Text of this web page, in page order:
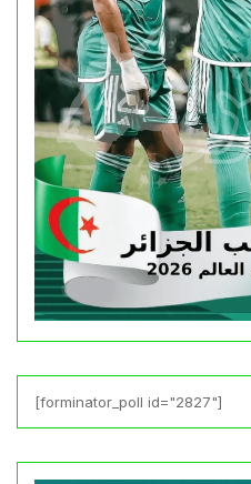
[forminator_poll id="2827"]